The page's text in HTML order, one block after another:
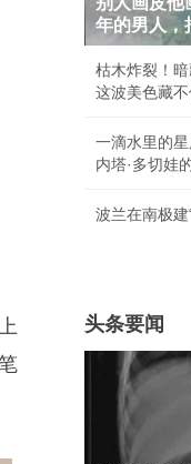
年的男人，
枯木炸裂！暗
这波美色藏不
一滴水里的
内塔·多切娃
波兰在南极建
头条要闻